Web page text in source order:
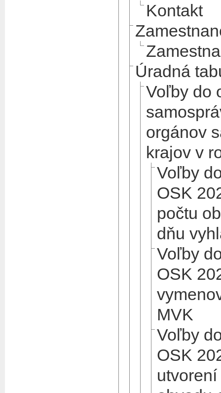
Kontakt
Úradná
Voľby do
orgánov
krajov v
Voľby
OSK
počtu
dňu
Voľby
OSK
MVK
Voľby
OSK